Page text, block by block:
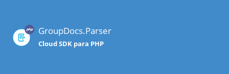
GroupDocs.Parser
Cloud SDK para PHP